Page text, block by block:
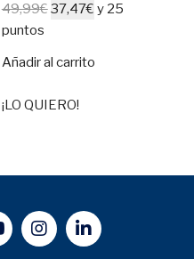
49,99€37,47€ y 25
puntos
Añadir al carrito
¡LO QUIERO!